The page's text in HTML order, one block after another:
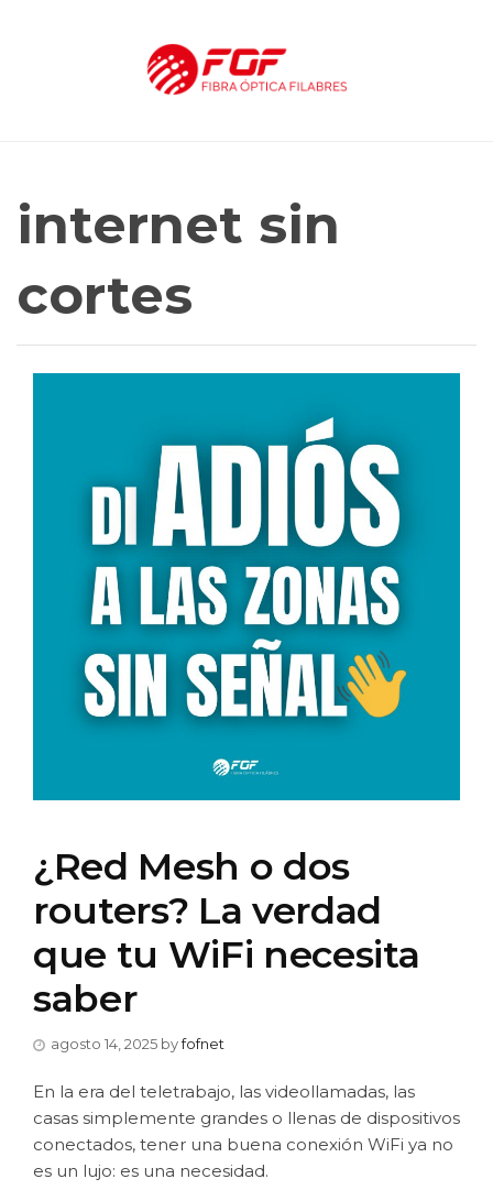
internet sin
cortes
¿Red Mesh o dos
routers? La verdad
que tu WiFi necesita
saber
agosto 14, 2025 byfofnet
En la era del teletrabajo, las videollamadas, las
casas simplemente grandes o llenas de dispositivos
conectados, tener una buena conexión WiFi ya no
es un lujo: es una necesidad.